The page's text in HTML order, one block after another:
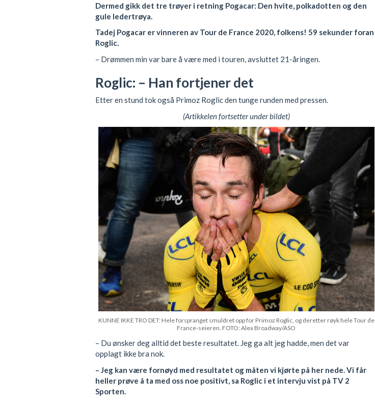
Dermed gikk det tre trøyer i retning Pogacar: Den hvite, polkadotten og den
gule ledertrøya.
Tadej Pogacar er vinneren av Tour de France 2020, folkens! 59 sekunder foran
Roglic.
– Drømmen min var bare å være med i touren, avsluttet 21-åringen.
Roglic: – Han fortjener det
Etter en stund tok også Primoz Roglic den tunge runden med pressen.
(Artikkelen fortsetter under bildet)
KUNNE IKKE TRO DET: Hele forspranget smuldret opp for Primoz Roglic, og deretter røyk hele Tour de
France-seieren. FOTO: Alex Broadway/ASO
– Du ønsker deg alltid det beste resultatet. Jeg ga alt jeg hadde, men det var
opplagt ikke bra nok.
– Jeg kan være fornøyd med resultatet og måten vi kjørte på her nede. Vi får
heller prøve å ta med oss noe positivt, sa Roglic i et intervju vist på TV 2
Sporten.